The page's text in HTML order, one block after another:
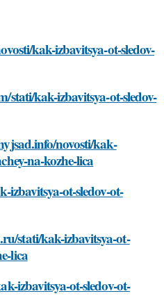
kak-izbavitsya-ot-sledov-
stati/kak-izbavitsya-ot-sledov-
novosti/kak-
na-kozhe-lica
izbavitsya-ot-sledov-ot-
stati/kak-izbavitsya-ot-
lica
izbavitsya-ot-sledov-ot-